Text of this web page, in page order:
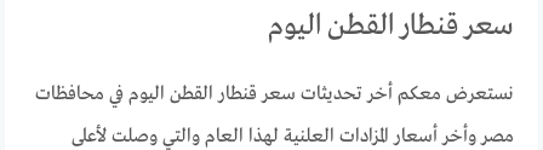
سعر قنطار القطن اليوم
نستعرض معكم أخر تحديثات سعر قنطار القطن اليوم في محافظات
مصر وأخر أسعار المزادات العلنية لهذا العام والتي وصلت لأعلى